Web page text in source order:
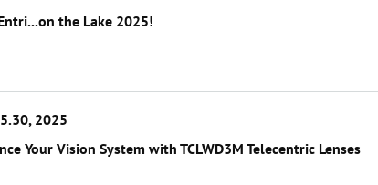
the Lake 2025!
2025
Your Vision System with TCLWD3M Telecentric Lenses